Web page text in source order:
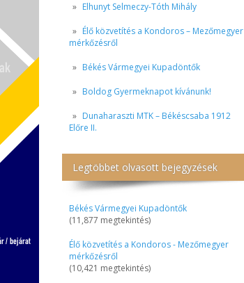
Elhunyt Selmeczy-Tóth Mihály
Élő közvetítés a Kondoros – Mezőmegyer
mérkőzésről
Békés Vármegyei Kupadöntők
Boldog Gyermeknapot kívánunk!
Dunaharaszti MTK – Békéscsaba 1912
Előre II.
Legtöbbet olvasott bejegyzések
Békés Vármegyei Kupadöntők
(11,877 megtekintés)
Élő közvetítés a Kondoros - Mezőmegyer
mérkőzésről
(10,421 megtekintés)